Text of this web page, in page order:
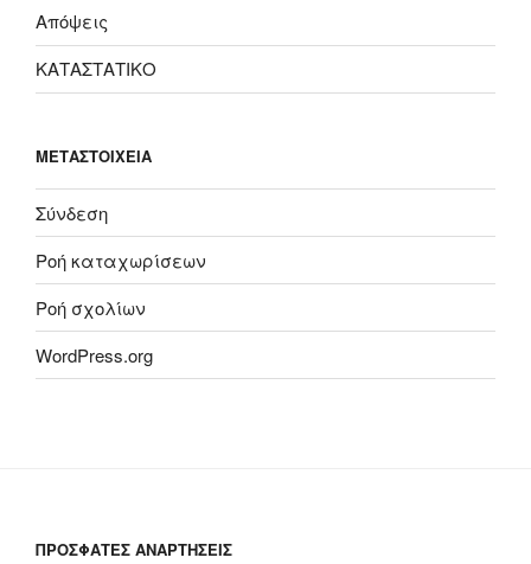
Απόψεις
ΚΑΤΑΣΤΑΤΙΚΟ
ΜΕΤΑΣΤΟΙΧΕΊΑ
Σύνδεση
Ροή καταχωρίσεων
Ροή σχολίων
WordPress.org
ΠΡΟΣΦΑΤΕΣ ΑΝΑΡΤΗΣΕΙΣ